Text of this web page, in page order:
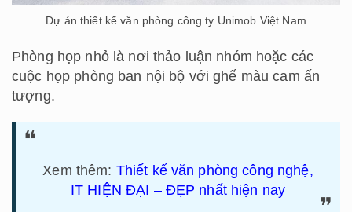
Dự án thiết kế văn phòng công ty Unimob Việt Nam
Phòng họp nhỏ là nơi thảo luận nhóm hoặc các
cuộc họp phòng ban nội bộ với ghế màu cam ấn
tượng.
Xem thêm: Thiết kế văn phòng công nghệ,
IT HIỆN ĐẠI – ĐẸP nhất hiện nay